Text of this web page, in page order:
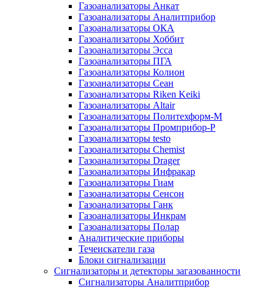
Газоанализаторы Анкат
Газоанализаторы Аналитприбор
Газоанализаторы ОКА
Газоанализаторы Хоббит
Газоанализаторы Эсса
Газоанализаторы ПГА
Газоанализаторы Колион
Газоанализаторы Сеан
Газоанализаторы Riken Keiki
Газоанализаторы Altair
Газоанализаторы Политехформ-М
Газоанализаторы Промприбор-Р
Газоанализаторы testo
Газоанализаторы Chemist
Газоанализаторы Drager
Газоанализаторы Инфракар
Газоанализаторы Гиам
Газоанализаторы Сенсон
Газоанализаторы Ганк
Газоанализаторы Инкрам
Газоанализаторы Полар
Аналитические приборы
Течеискатели газа
Блоки сигнализации
Сигнализаторы и детекторы загазованности
Сигнализаторы Аналитприбор